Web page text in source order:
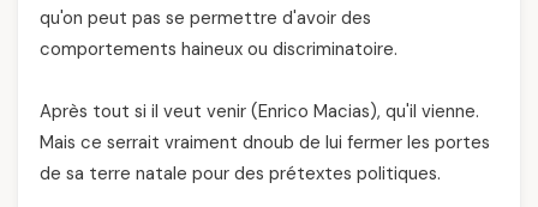
qu'on peut pas se permettre d'avoir des
comportements haineux ou discriminatoire.
Après tout si il veut venir (Enrico Macias), qu'il vienne.
Mais ce serrait vraiment dnoub de lui fermer les portes
de sa terre natale pour des prétextes politiques.